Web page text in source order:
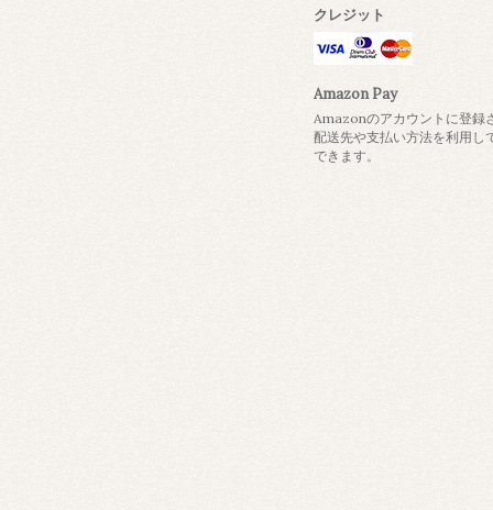
クレジット
Amazon Pay
Amazonのアカウントに登録
配送先や支払い方法を利用し
できます。